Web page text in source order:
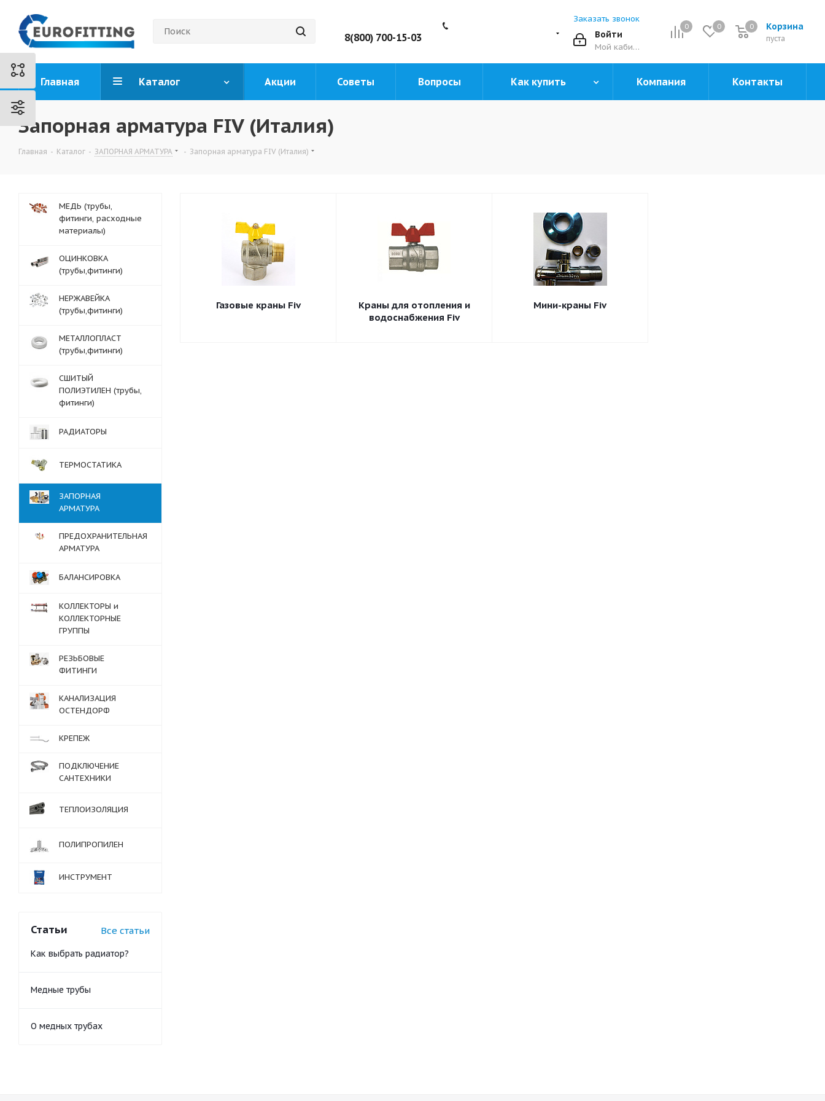
0 0 Корзина
0
пуста
0
Заказать звонок
Войти
Мой кабинет
8(800) 700-15-03
Главная Каталог Акции Советы Вопросы Как купить Компания Контакты
Запорная арматура FIV (Италия)
Главная - Каталог - ЗАПОРНАЯ АРМАТУРА - Запорная арматура FIV (Италия)
Газовые краны Fiv
Краны для отопления и
водоснабжения Fiv
Мини-краны Fiv
МЕДЬ (трубы,
фитинги, расходные
материалы)
ОЦИНКОВКА
(трубы,фитинги)
НЕРЖАВЕЙКА
(трубы,фитинги)
МЕТАЛЛОПЛАСТ
(трубы,фитинги)
СШИТЫЙ
ПОЛИЭТИЛЕН (трубы,
фитинги)
РАДИАТОРЫ
ТЕРМОСТАТИКА
ЗАПОРНАЯ
АРМАТУРА
ПРЕДОХРАНИТЕЛЬНАЯ
АРМАТУРА
БАЛАНСИРОВКА
КОЛЛЕКТОРЫ и
КОЛЛЕКТОРНЫЕ
ГРУППЫ
РЕЗЬБОВЫЕ
ФИТИНГИ
КАНАЛИЗАЦИЯ
ОСТЕНДОРФ
КРЕПЕЖ
ПОДКЛЮЧЕНИЕ
САНТЕХНИКИ
ТЕПЛОИЗОЛЯЦИЯ
ПОЛИПРОПИЛЕН
ИНСТРУМЕНТ
Статьи Все статьи
Как выбрать радиатор?
Медные трубы
О медных трубах